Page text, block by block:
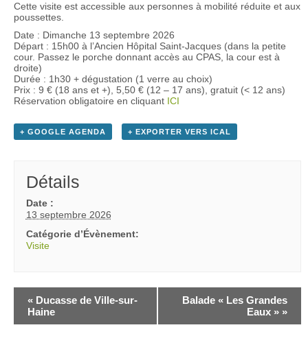
Cette visite est accessible aux personnes à mobilité réduite et aux
poussettes.
Date : Dimanche 13 septembre 2026
Départ : 15h00 à l’Ancien Hôpital Saint-Jacques (dans la petite
cour. Passez le porche donnant accès au CPAS, la cour est à
droite)
Durée : 1h30 + dégustation (1 verre au choix)
Prix : 9 € (18 ans et +), 5,50 € (12 – 17 ans), gratuit (< 12 ans)
Réservation obligatoire en cliquant ICI
+ GOOGLE AGENDA + EXPORTER VERS ICAL
Détails
Date :
13 septembre 2026
Catégorie d’Évènement:
Visite
« Ducasse de Ville-sur-
Haine
Balade « Les Grandes
Eaux » »